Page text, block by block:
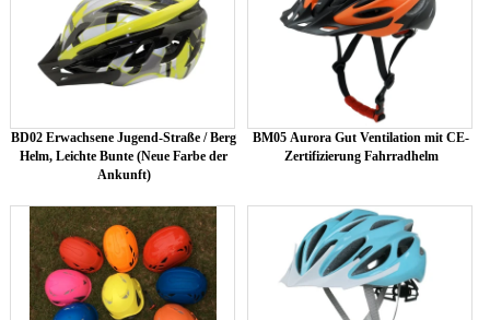
BD02 Erwachsene Jugend-Straße / Berg
Helm, Leichte Bunte (Neue Farbe der
Ankunft)
BM05 Aurora Gut Ventilation mit CE-
Zertifizierung Fahrradhelm